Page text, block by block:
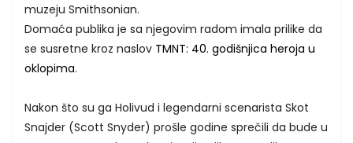
muzeju Smithsonian.
Domaća publika je sa njegovim radom imala prilike da
se susretne kroz naslov TMNT: 40. godišnjica heroja u
oklopima.
Nakon što su ga Holivud i legendarni scenarista Skot
Snajder (Scott Snyder) prošle godine sprečili da bude u